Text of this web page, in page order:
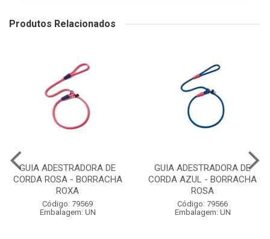
Produtos Relacionados
GUIA ADESTRADORA DE
CORDA ROSA - BORRACHA
ROXA
Código: 79569
Embalagem: UN
GUIA ADESTRADORA DE
CORDA AZUL - BORRACHA
ROSA
Código: 79566
Embalagem: UN